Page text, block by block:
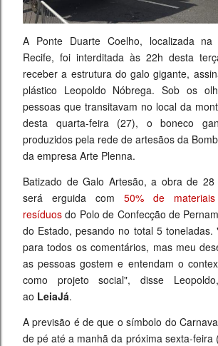
A Ponte Duarte Coelho, localizada
Recife, foi interditada às 22h desta
receber a estrutura do galo gigante,
plástico Leopoldo Nóbrega. Sob os
pessoas que transitavam no local da
desta quarta-feira (27), o boneco
produzidos pela rede de artesãos da
da empresa Arte Plenna.
Batizado de Galo Artesão, a obra de
será erguida com 50% de
resíduos do Polo de Confecção de
do Estado, pesando no total 5 toneladas.
para todos os comentários, mas meu
as pessoas gostem e entendam o
como projeto social", disse
ao LeiaJá.
A previsão é de que o símbolo do
de pé até a manhã da próxima sexta-feira